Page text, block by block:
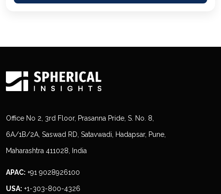
Office No 2, 3rd Floor, Prasanna Pride, S. No. 8,
6A/1B/2A, Saswad RD, Satavwadi, Hadapsar, Pune,
Maharashtra 411028, India
APAC: +91 9028926100
USA: +1-303-800-4326